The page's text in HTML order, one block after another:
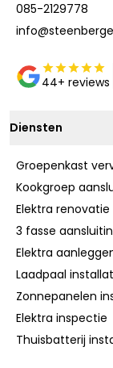
085-2129778
44+ reviews
Diensten
Groepenkast
Kookgroep
Elektra renovatie
3 fasse
Elektra
Laadpaal
Zonnepanelen
Elektra inspectie
Thuisbatterij